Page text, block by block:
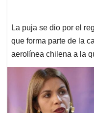
La puja se dio por el
que forma parte de la
aerolínea chilena a la